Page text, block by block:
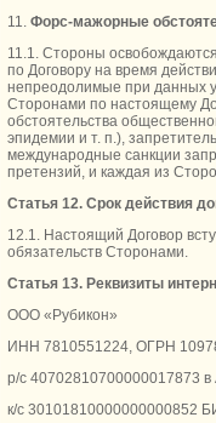
11. Форс-мажорные
11.1. Стороны
по Договору на время
непреодолимые при данных
Сторонами по настоящему
обстоятельства
эпидемии и т. п.),
международные санкции
претензий, и каждая из
Статья 12. Срок действия
12.1. Настоящий Договор
обязательств Сторонами.
Статья 13. Реквизиты
ООО «Рубикон»
ИНН 7810551224, ОГРН
р/с 40702810700000017873
к/с 30101810000000000852